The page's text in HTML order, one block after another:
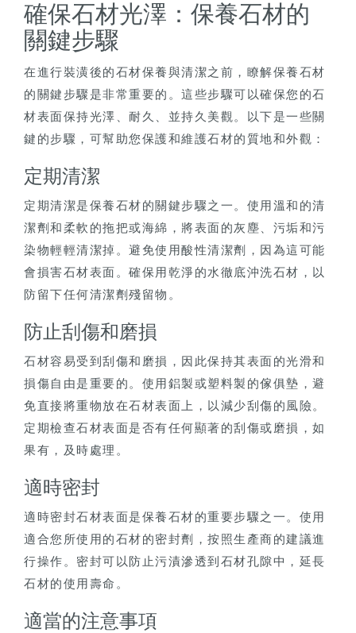
確保石材光澤：保養石材的
關鍵步驟
在進行裝潢後的石材保養與清潔之前，瞭解保養石材
的關鍵步驟是非常重要的。這些步驟可以確保您的石
材表面保持光澤、耐久、並持久美觀。以下是一些關
鍵的步驟，可幫助您保護和維護石材的質地和外觀：
定期清潔
定期清潔是保養石材的關鍵步驟之一。使用溫和的清
潔劑和柔軟的拖把或海綿，將表面的灰塵、污垢和污
染物輕輕清潔掉。避免使用酸性清潔劑，因為這可能
會損害石材表面。確保用乾淨的水徹底沖洗石材，以
防留下任何清潔劑殘留物。
防止刮傷和磨損
石材容易受到刮傷和磨損，因此保持其表面的光滑和
損傷自由是重要的。使用鋁製或塑料製的傢俱墊，避
免直接將重物放在石材表面上，以減少刮傷的風險。
定期檢查石材表面是否有任何顯著的刮傷或磨損，如
果有，及時處理。
適時密封
適時密封石材表面是保養石材的重要步驟之一。使用
適合您所使用的石材的密封劑，按照生產商的建議進
行操作。密封可以防止污漬滲透到石材孔隙中，延長
石材的使用壽命。
適當的注意事項